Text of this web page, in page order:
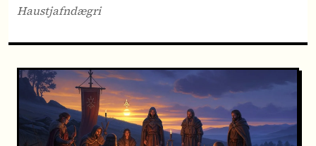
Haustjafndægri